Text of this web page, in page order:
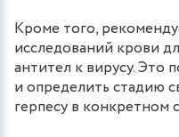
Кроме того,
исследований крови
антител к вирусу. Это
и определить стадию
герпесу в конкретном